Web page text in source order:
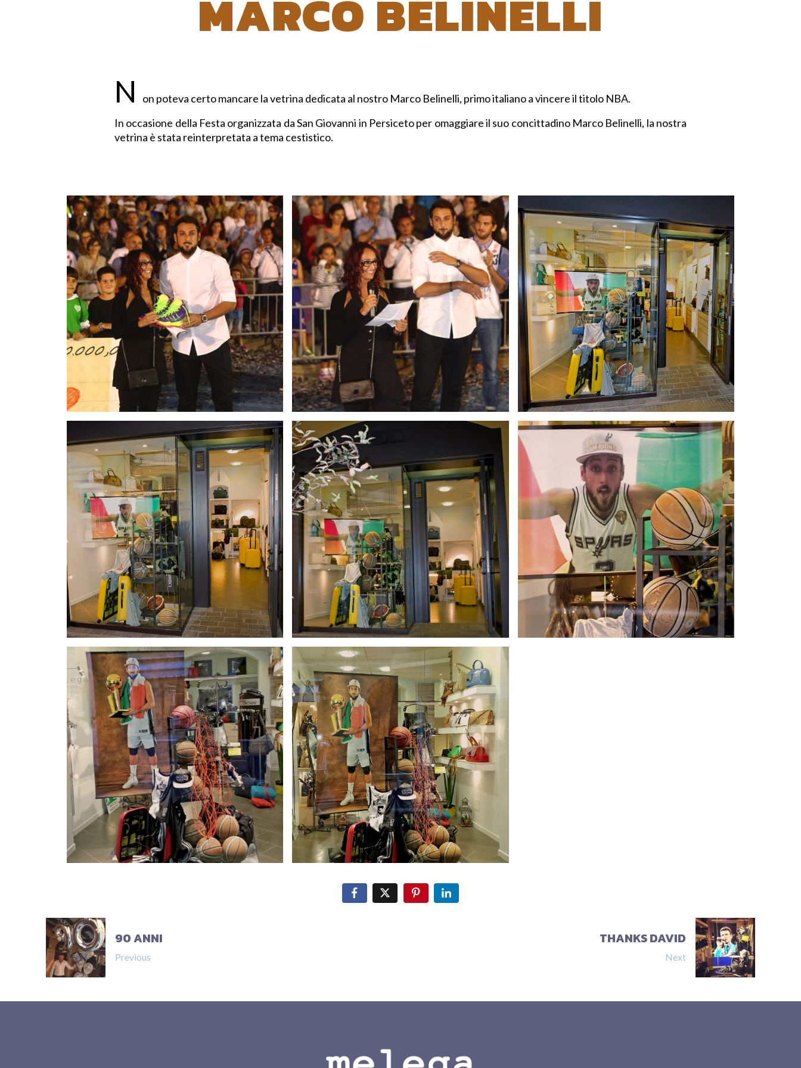
MARCO BELINELLI
N
on poteva certo mancare la vetrina dedicata al nostro Marco Belinelli, primo italiano a vincere il titolo NBA.
In occasione della Festa organizzata da San Giovanni in Persiceto per omaggiare il suo concittadino Marco Belinelli, la nostra
vetrina è stata reinterpretata a tema cestistico.
90 ANNI
Previous
THANKS DAVID
Next